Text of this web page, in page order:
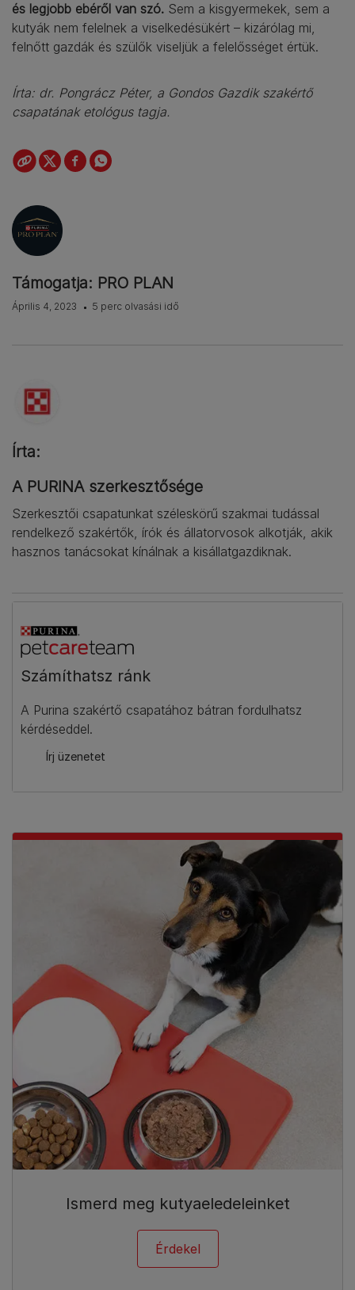
és legjobb ebéről van szó. Sem a kisgyermekek, sem a
kutyák nem felelnek a viselkedésükért – kizárólag mi,
felnőtt gazdák és szülők viseljük a felelősséget értük.
Írta: dr. Pongrácz Péter, a Gondos Gazdik szakértő
csapatának etológus tagja.
Támogatja: PRO PLAN
Április 4, 2023 5 perc olvasási idő
Írta:
A PURINA szerkesztősége
Szerkesztői csapatunkat széleskörű szakmai tudással
rendelkező szakértők, írók és állatorvosok alkotják, akik
hasznos tanácsokat kínálnak a kisállatgazdiknak.
Számíthatsz ránk​
A Purina szakértő csapatához bátran fordulhatsz
kérdéseddel.
Írj üzenetet
Ismerd meg kutyaeledeleinket
Érdekel